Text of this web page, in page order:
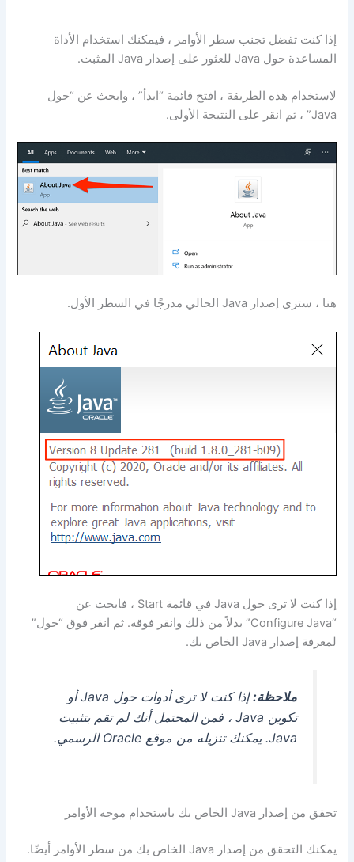
إذا كنت تفضل تجنب سطر الأوامر ، فيمكنك استخدام الأداة
المساعدة حول Java للعثور على إصدار Java المثبت.
لاستخدام هذه الطريقة ، افتح قائمة “ابدأ” ، وابحث عن “حول
Java” ، ثم انقر على النتيجة الأولى.
هنا ، سترى إصدار Java الحالي مدرجًا في السطر الأول.
إذا كنت لا ترى حول Java في قائمة Start ، فابحث عن
“Configure Java” بدلاً من ذلك وانقر فوقه. ثم انقر فوق “حول”
لمعرفة إصدار Java الخاص بك.
ملاحظة:
إذا كنت لا ترى أدوات حول Java أو
تكوين Java ، فمن المحتمل أنك لم تقم بتثبيت
Java. يمكنك تنزيله من موقع Oracle الرسمي.
تحقق من إصدار Java الخاص بك باستخدام موجه الأوامر
يمكنك التحقق من إصدار Java الخاص بك من سطر الأوامر أيضًا.